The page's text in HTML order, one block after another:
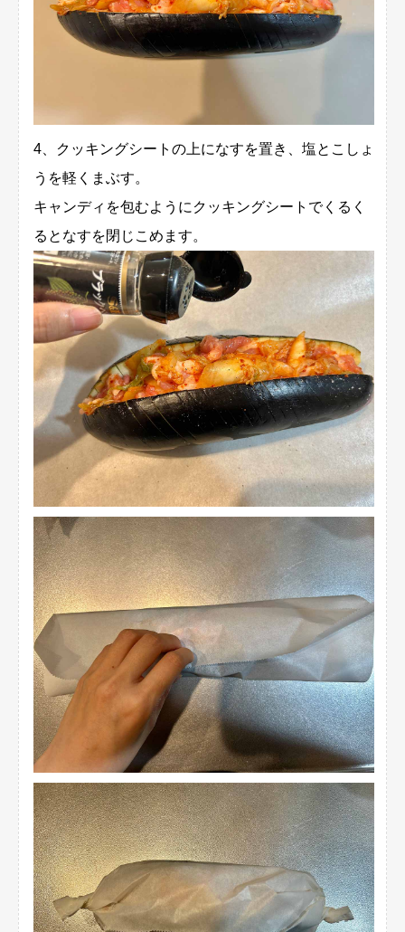
4、クッキングシートの上になすを置き、塩とこしょ
うを軽くまぶす。
キャンディを包むようにクッキングシートでくるく
るとなすを閉じこめます。